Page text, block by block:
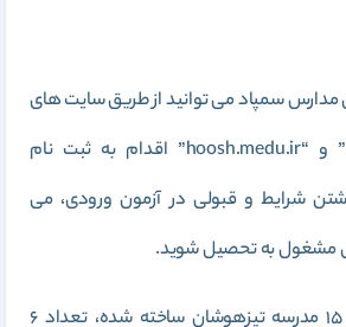
مدارس سمپاد می توانید از طریق سایت های
“azmoon.medu.ir” و “hoosh.medu.ir” اقدام به ثبت نام
شرایط و قبولی در آزمون ورودی، می
مشغول به تحصیل شوید.
در استان مرکزی از 15 مدرسه تیزهوشان ساخته شده، تعداد 6